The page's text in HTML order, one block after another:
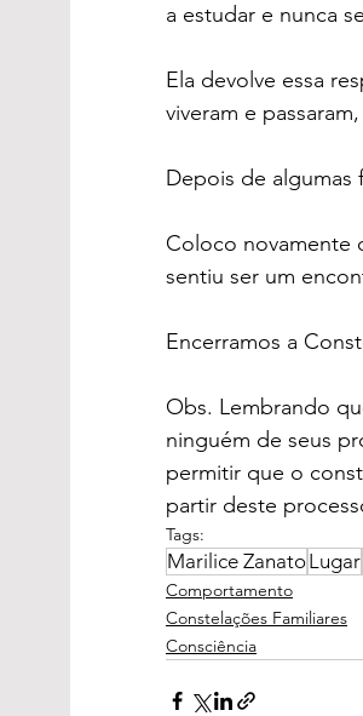
a estudar e nunca
Ela devolve essa
viveram e
Depois de algumas
Coloco novamente
sentiu ser um
Encerramos a
Obs. Lembrando
ninguém de seus
permitir que o
partir deste
Tags:
Marilice ZanatoLugar
Comportamento
Constelações Familiares
Consciência